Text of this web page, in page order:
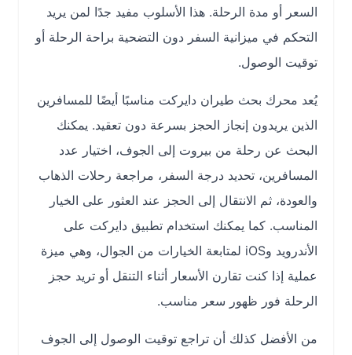
السعر أو مدة الرحلة. هذا الأسلوب مفيد جدًا لمن يريد
التحكم في ميزانية السفر دون التضحية براحة الرحلة أو
توقيت الوصول.
يُعد محرك بحث طيران دايركت مناسبًا أيضًا للمسافرين
الذين يريدون إنجاز الحجز بسرعة دون تعقيد. يمكنك
البحث عن رحلة من بيروت إلى الجوف، اختيار عدد
المسافرين، تحديد درجة السفر، مراجعة رحلات الذهاب
والعودة، ثم الانتقال إلى الحجز عند العثور على الخيار
المناسب. كما يمكنك استخدام تطبيق دايركت على
الأندرويد وiOS لمتابعة الخيارات من الجوال، وهي ميزة
عملية إذا كنت تقارن الأسعار أثناء التنقل أو تريد حجز
الرحلة فور ظهور سعر مناسب.
من الأفضل كذلك أن تراجع توقيت الوصول إلى الجوف